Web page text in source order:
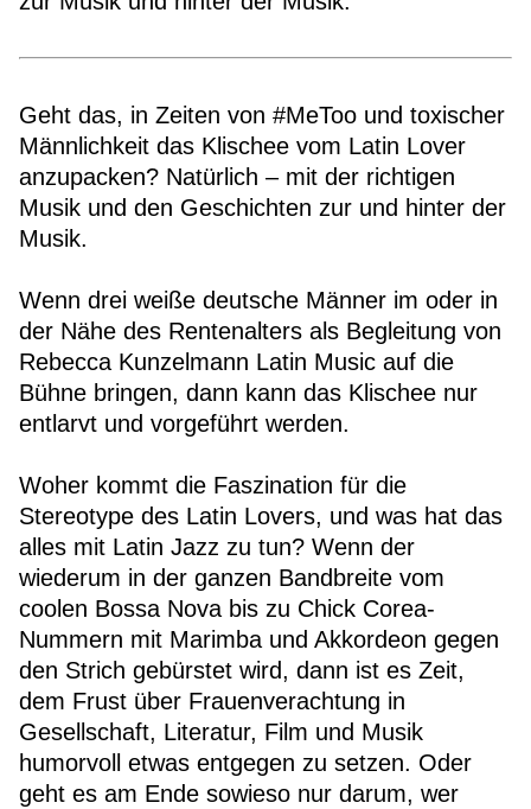
Geht das, in Zeiten von #MeToo und toxischer
Männlichkeit das Klischee vom Latin Lover
anzupacken? Natürlich – mit der richtigen
Musik und den Geschichten zur und hinter der
Musik.
Wenn drei weiße deutsche Männer im oder in
der Nähe des Rentenalters als Begleitung von
Rebecca Kunzelmann Latin Music auf die
Bühne bringen, dann kann das Klischee nur
entlarvt und vorgeführt werden.
Woher kommt die Faszination für die
Stereotype des Latin Lovers, und was hat das
alles mit Latin Jazz zu tun? Wenn der
wiederum in der ganzen Bandbreite vom
coolen Bossa Nova bis zu Chick Corea-
Nummern mit Marimba und Akkordeon gegen
den Strich gebürstet wird, dann ist es Zeit,
dem Frust über Frauenverachtung in
Gesellschaft, Literatur, Film und Musik
humorvoll etwas entgegen zu setzen. Oder
geht es am Ende sowieso nur darum, wer